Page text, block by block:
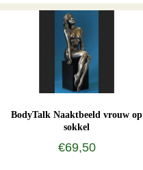
BodyTalk Naaktbeeld vrouw op
sokkel
€69,50